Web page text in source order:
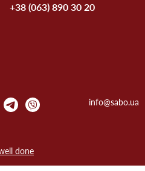
+38 (063) 890 30 20
info@sabo.ua
done